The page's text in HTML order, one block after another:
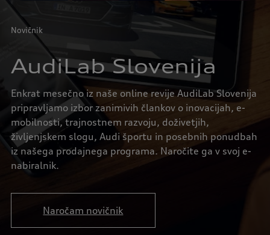
Novičnik
AudiLab Slovenija
Enkrat mesečno iz naše online revije AudiLab Slovenija
pripravljamo izbor zanimivih člankov o inovacijah, e-
mobilnosti, trajnostnem razvoju, doživetjih,
življenjskem slogu, Audi športu in posebnih ponudbah
iz našega prodajnega programa. Naročite ga v svoj e-
nabiralnik.
Naročam novičnik